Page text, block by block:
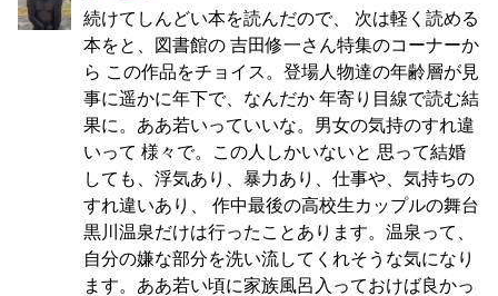
続けてしんどい本を読んだので、 次は軽く読める
本をと、図書館の 吉田修一さん特集のコーナーか
ら この作品をチョイス。登場人物達の年齢層が見
事に遥かに年下で、なんだか 年寄り目線で読む結
果に。ああ若いっていいな。男女の気持のすれ違
いって 様々で。この人しかいないと 思って結婚
しても、浮気あり、暴力あり、仕事や、気持ちの
すれ違いあり、 作中最後の高校生カップルの舞台
黒川温泉だけは行ったことあります。温泉って、
自分の嫌な部分を洗い流してくれそうな気になり
ます。ああ若い頃に家族風呂入っておけば良かっ